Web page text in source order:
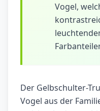
Vogel,
Der Gelbschulter-
Vogel aus der